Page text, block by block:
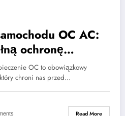
OC AC:
ochronę
OC to obowiązkowy
chroni nas przed…
Read More